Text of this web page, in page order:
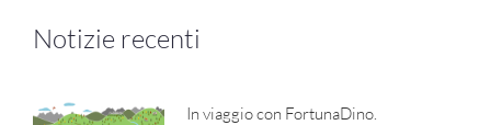
Notizie recenti
In viaggio con FortunaDino.